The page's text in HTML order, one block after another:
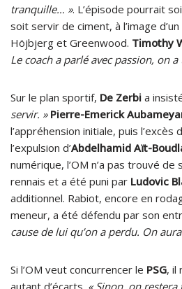
tranquille… ». L’épisode pourrait
soit servir de ciment, à l’image
Höjbjerg et Greenwood. Timothy
Le coach a parlé avec passion, on
Sur le plan sportif, De Zerbi a
servir. » Pierre-Emerick
l’appréhension initiale, puis l’excès
l’expulsion d’Abdelhamid Aït-
numérique, l’OM n’a pas trouvé de
rennais et a été puni par Ludovic
additionnel. Rabiot, encore en
meneur, a été défendu par son
cause de lui qu’on a perdu. On
Si l’OM veut concurrencer le PSG, il
autant d’écarts. « Sinon, on